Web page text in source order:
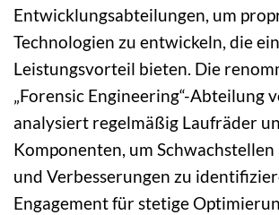
Entwicklungsabteilungen, um
Technologien zu entwickeln, die
Leistungsvorteil bieten. Die
„Forensic Engineering“-Abteilung
analysiert regelmäßig Laufräder
Komponenten, um Schwachstellen
und Verbesserungen zu
Engagement für stetige